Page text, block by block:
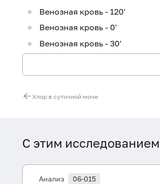
Венозная кровь - 120'
Венозная кровь - 0'
Венозная кровь - 30'
Хлор в суточной моче
С этим
Анализ 06-015